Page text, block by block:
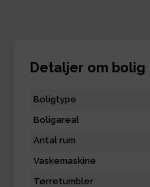
Detaljer om bolig
Boligtype
Boligareal
Antal rum
Vaskemaskine
Tørretumbler